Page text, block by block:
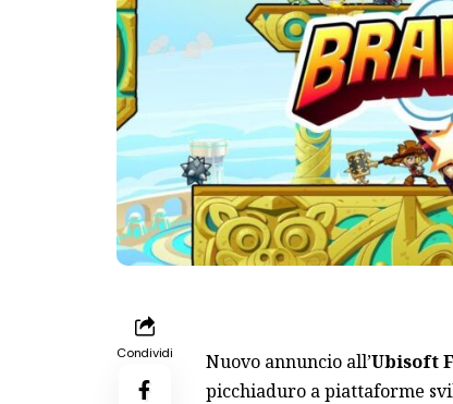
Condividi Nuovo annuncio all’Ubisoft
picchiaduro a piattaforme